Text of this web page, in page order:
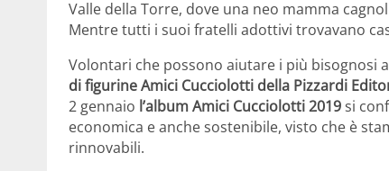
Valle della Torre, dove una neo mamma
Mentre tutti i suoi fratelli adottivi trovavano
Volontari che possono aiutare i più bisognosi
di figurine Amici Cucciolotti della Pizzardi
2 gennaio l’album Amici Cucciolotti 2019si
economica e anche sostenibile, visto che è
rinnovabili.